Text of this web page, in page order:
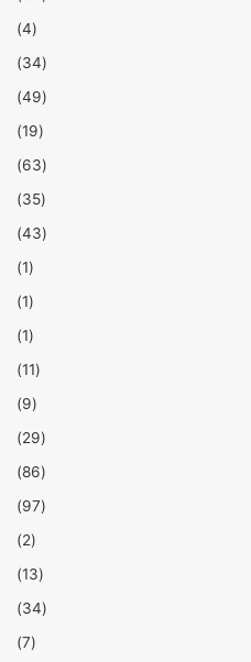
(4)
(34)
(49)
(19)
(63)
(35)
(43)
(1)
(1)
(1)
(11)
(9)
(29)
(86)
(97)
(2)
(13)
(34)
(7)